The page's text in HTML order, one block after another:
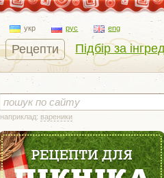
укр рус eng
Рецепти Підбір за
наприклад: вареники